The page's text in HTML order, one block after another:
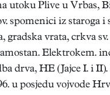
utoku Plive u Vrbas,
spomenici iz staroga i
gradska vrata, crkva
Elektrokem.
drva, HE (Jajce I. i
u posjedu vojvode